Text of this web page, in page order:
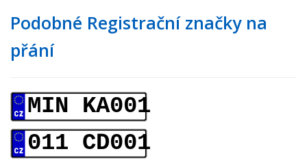
Podobné Registrační značky na
přání
MIN KA001
011 CD001